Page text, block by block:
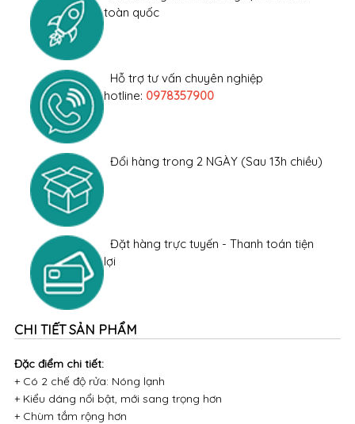
toàn quốc
Hỗ trợ tư vấn chuyên nghiệp
hotline: 0978357900
Đổi hàng trong 2 NGÀY (Sau 13h chiều)
Đặt hàng trực tuyến - Thanh toán tiện
lợi
CHI TIẾT SẢN PHẨM
Đặc điểm chi tiết:
+ Có 2 chế độ rửa: Nóng lạnh
+ Kiểu dáng nổi bật, mới sang trọng hơn
+ Chùm tắm rộng hơn